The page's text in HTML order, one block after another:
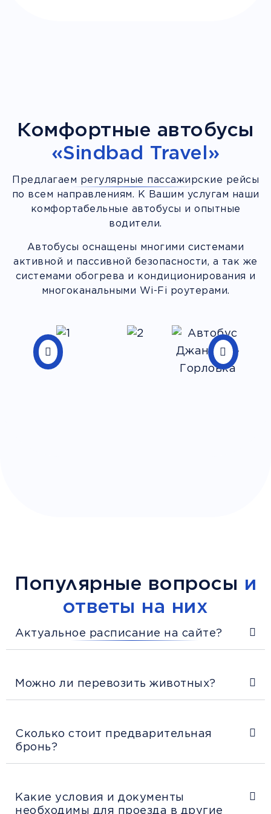
Комфортные автобусы
«Sindbad Travel»
Предлагаем регулярные пассажирские рейсы
по всем направлениям. К Вашим услугам наши
комфортабельные автобусы и опытные
водители.
Автобусы оснащены многими системами
активной и пассивной безопасности, а так же
системами обогрева и кондиционирования и
многоканальными Wi-Fi роутерами.
Популярные вопросы и
ответы на них
Актуальное расписание на сайте?
Можно ли перевозить животных?
Сколько стоит предварительная
бронь?
Какие условия и документы
необходимы для проезда в другие